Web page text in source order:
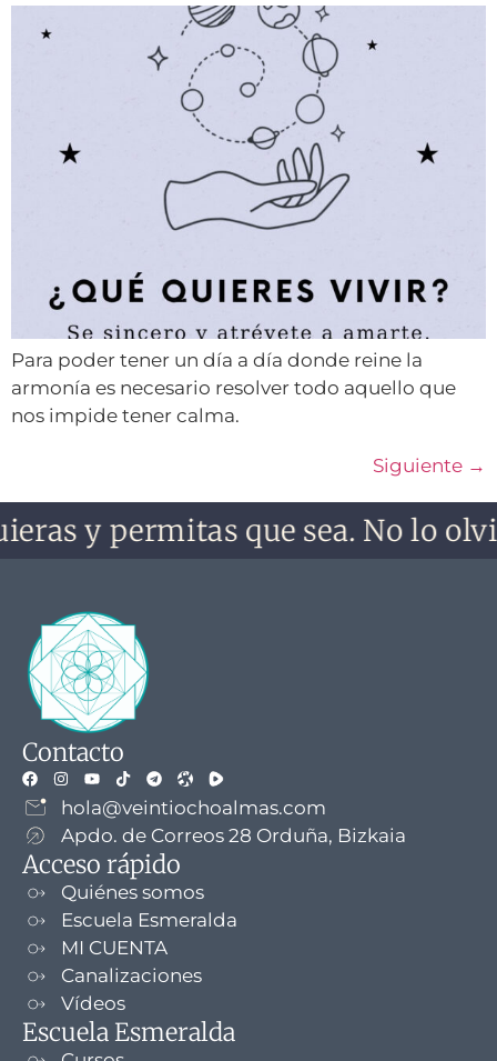
Para poder tener un día a día donde reine la
armonía es necesario resolver todo aquello que
nos impide tener calma.
Siguiente →
y permitas que sea. No lo
Contacto
hola@veintiochoalmas.com
Apdo. de Correos 28 Orduña, Bizkaia
Acceso rápido
Quiénes somos
Escuela Esmeralda
MI CUENTA
Canalizaciones
Vídeos
Escuela Esmeralda